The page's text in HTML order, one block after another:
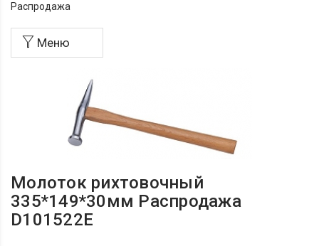
Распродажа
Меню
Молоток рихтовочный
335*149*30мм Распродажа
D101522E